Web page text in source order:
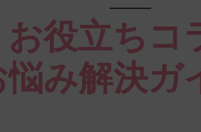
お役立ちコ
悩み解決ガ